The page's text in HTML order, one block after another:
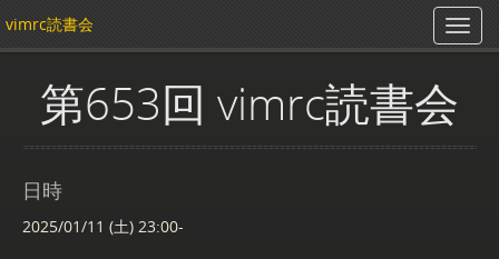
vimrc読書会
第653回 vimrc読書会
日時
2025/01/11 (土) 23:00-